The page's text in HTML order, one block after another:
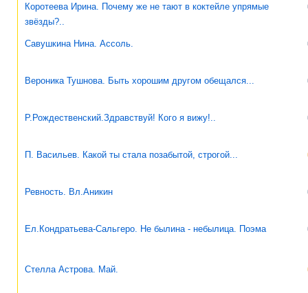
Коротеева Ирина. Почему же не тают в коктейле упрямые
звёзды?..
Савушкина Нина. Ассоль.
Вероника Тушнова. Быть хорошим другом обещался...
Р.Рождественский.Здравствуй! Кого я вижу!..
П. Васильев. Какой ты стала позабытой, строгой...
Ревность. Вл.Аникин
Ел.Кондратьева-Сальгеро. Не былина - небылица. Поэма
Стелла Астрова. Май.